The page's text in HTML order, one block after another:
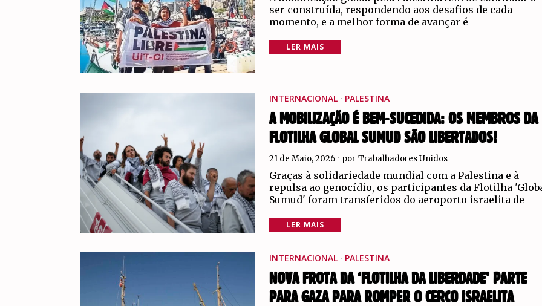
ser construída, respondendo aos desafios de cada
momento, e a melhor forma de avançar é
LER MAIS
INTERNACIONAL · PALESTINA
A MOBILIZAÇÃO É BEM-SUCEDIDA: OS MEMBROS DA
FLOTILHA GLOBAL SUMUD SÃO LIBERTADOS!
21 de Maio, 2026 por Trabalhadores Unidos
Graças à solidariedade mundial com a Palestina e à
repulsa ao genocídio, os participantes da Flotilha
Sumud' foram transferidos do aeroporto israelita de
LER MAIS
INTERNACIONAL · PALESTINA
NOVA FROTA DA ‘FLOTILHA DA LIBERDADE’ PARTE
PARA GAZA PARA ROMPER O CERCO ISRAELITA